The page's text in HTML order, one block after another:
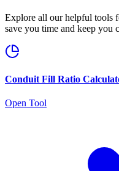
Explore all our helpful tools
save you time and keep you
Conduit Fill Ratio
Open Tool